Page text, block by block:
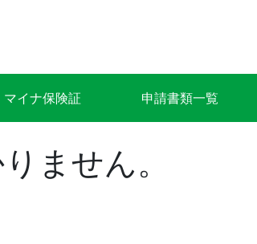
マイナ保険証 申請書類一覧
ません。